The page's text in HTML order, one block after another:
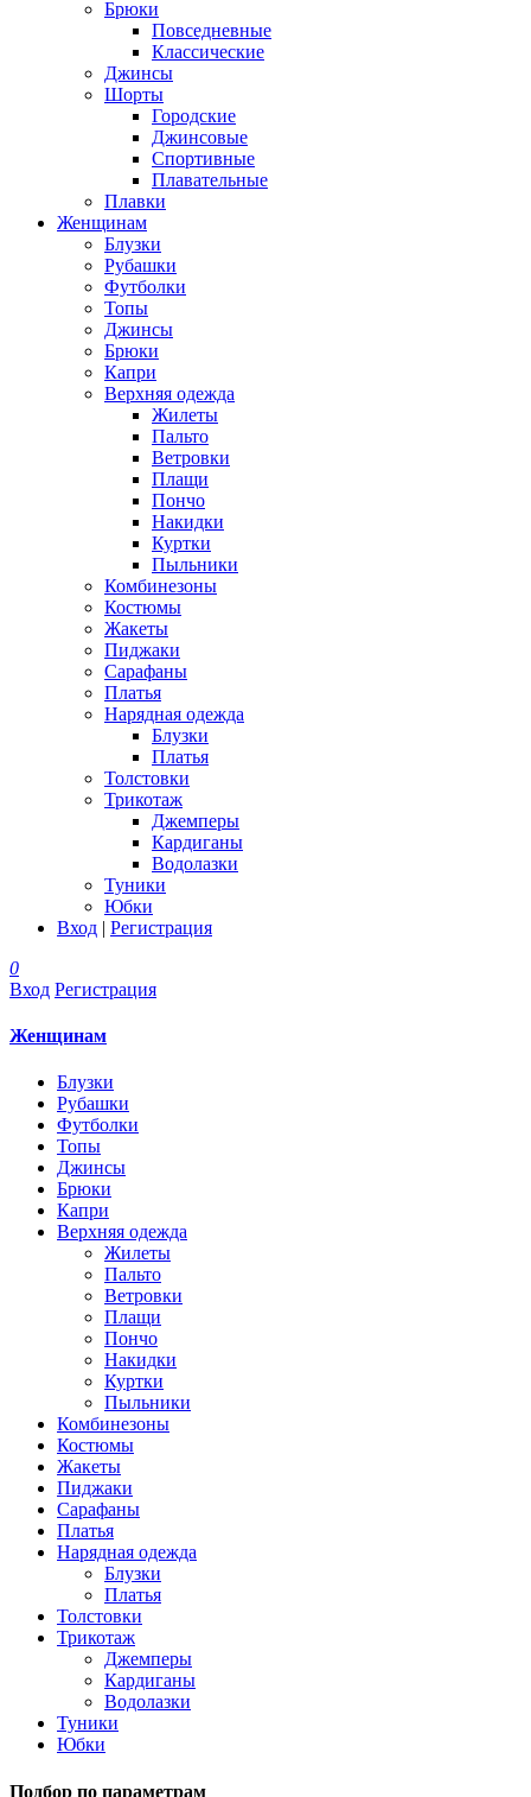
Брюки
Повседневные
Классические
Джинсы
Шорты
Городские
Джинсовые
Спортивные
Плавательные
Плавки
Женщинам
Блузки
Рубашки
Футболки
Топы
Джинсы
Брюки
Капри
Верхняя одежда
Жилеты
Пальто
Ветровки
Плащи
Пончо
Накидки
Куртки
Пыльники
Комбинезоны
Костюмы
Жакеты
Пиджаки
Сарафаны
Платья
Нарядная одежда
Блузки
Платья
Толстовки
Трикотаж
Джемперы
Кардиганы
Водолазки
Туники
Юбки
Вход | Регистрация
0
Вход Регистрация
Женщинам
Блузки
Рубашки
Футболки
Топы
Джинсы
Брюки
Капри
Верхняя одежда
Жилеты
Пальто
Ветровки
Плащи
Пончо
Накидки
Куртки
Пыльники
Комбинезоны
Костюмы
Жакеты
Пиджаки
Сарафаны
Платья
Нарядная одежда
Блузки
Платья
Толстовки
Трикотаж
Джемперы
Кардиганы
Водолазки
Туники
Юбки
Подбор по параметрам